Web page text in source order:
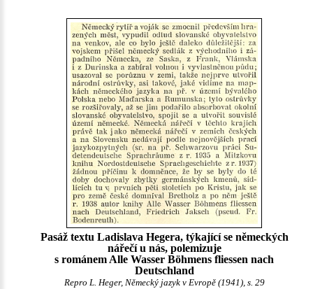
Pasáž textu Ladislava Hegera, týkající se německých
nářečí u nás, polemizuje
s románem Alle Wasser Böhmens fliessen nach
Deutschland
Repro L. Heger, Německý jazyk v Evropě (1941), s. 29